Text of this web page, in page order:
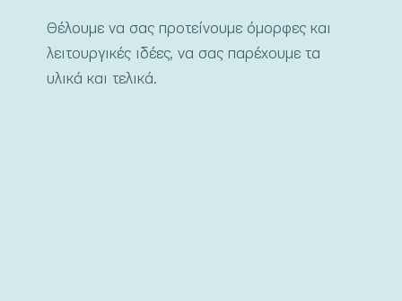
Θέλουμε να σας προτείνουμε όμορφες και
λειτουργικές ιδέες, να σας παρέχουμε τα
υλικά και τελικά.